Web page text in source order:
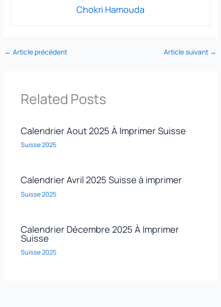
Chokri Hamouda
← Article précédent Article suivant →
Related Posts
Calendrier Aout 2025 À Imprimer Suisse
Suisse 2025
Calendrier Avril 2025 Suisse à imprimer
Suisse 2025
Calendrier Décembre 2025 À Imprimer
Suisse
Suisse 2025